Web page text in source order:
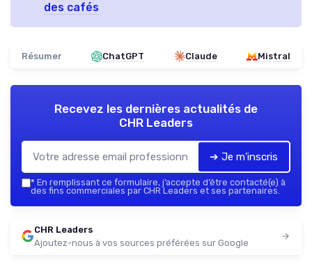
des cafés
Résumer ChatGPT Claude Mistral
Recevez les dernières actualités de
CHR Leaders
➔ Je m'inscris
* En remplissant ce formulaire, j’accepte d’être contacté(e) à
des fins commerciales par CHR Leaders et ses partenaires.
CHR Leaders
Ajoutez-nous à vos sources préférées sur Google